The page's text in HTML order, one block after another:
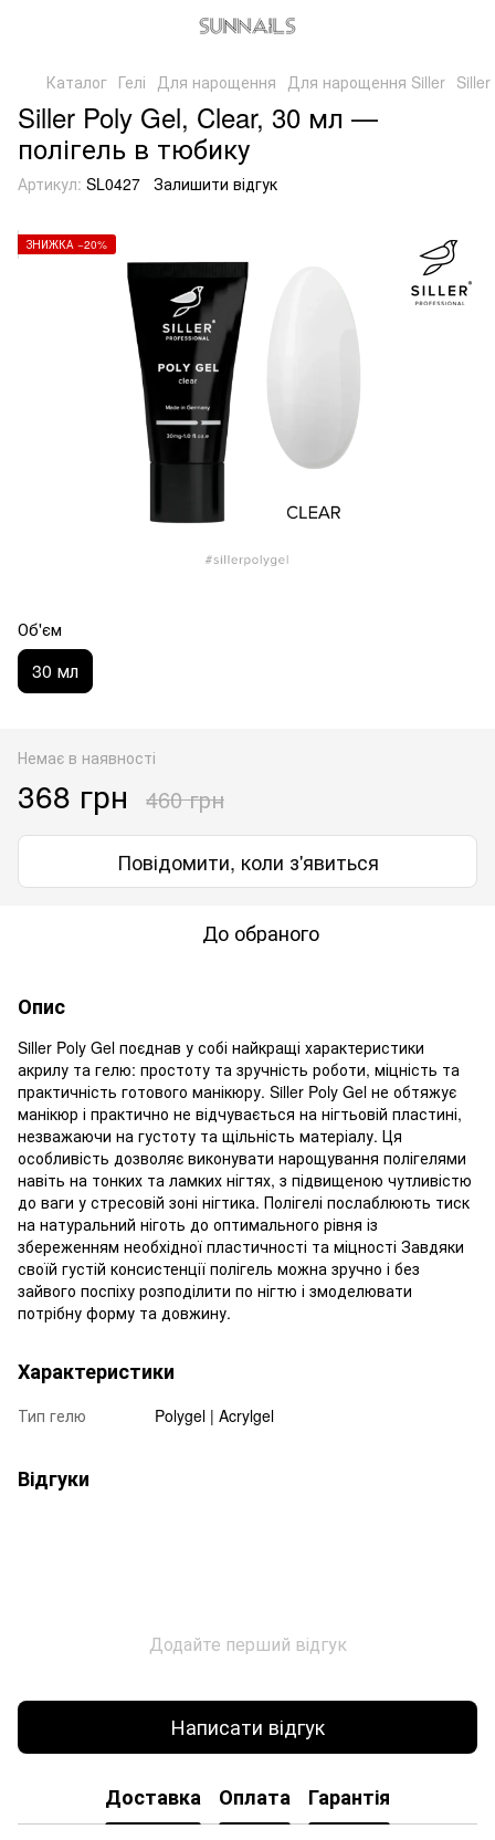
Каталог Гелі Для нарощення Для нарощення Siller
Siller Poly Gel, Clear, 30 мл —
полігель в тюбику
Артикул: SL0427 Залишити відгук
ЗНИЖКА −20%
Об'єм
30 мл
Немає в наявності
368 грн 460 грн
Повідомити, коли з'явиться
До обраного
Опис
Siller Poly Gel поєднав у собі найкращі характеристики
акрилу та гелю: простоту та зручність роботи, міцність та
практичність готового манікюру. Siller Poly Gel не обтяжує
манікюр і практично не відчувається на нігтьовій пластині,
незважаючи на густоту та щільність матеріалу. Ця
особливість дозволяє виконувати нарощування полігелями
навіть на тонких та ламких нігтях, з підвищеною чутливістю
до ваги у стресовій зоні нігтика. Полігелі послаблюють тиск
на натуральний ніготь до оптимального рівня із
збереженням необхідної пластичності та міцності Завдяки
своїй густій ​​консистенції полігель можна зручно і без
зайвого поспіху розподілити по нігтю і змоделювати
потрібну форму та довжину.
Характеристики
Тип гелю Polygel | Acrylgel
Відгуки
Додайте перший відгук
Написати відгук
Доставка Оплата Гарантія